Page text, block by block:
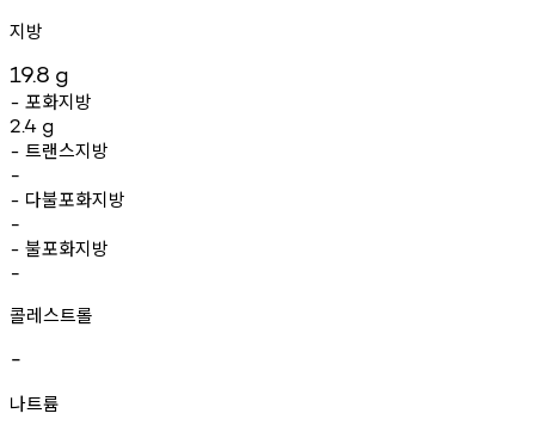
지방
19.8 g
- 포화지방
2.4 g
- 트랜스지방
-
- 다불포화지방
-
- 불포화지방
-
콜레스트롤
-
나트륨